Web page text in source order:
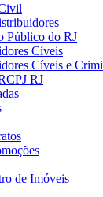
Público do RJ
Cíveis
Cíveis e
RJ
de Imóveis